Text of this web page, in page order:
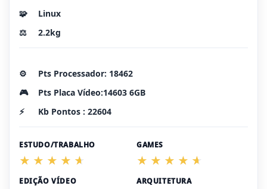
🧩
Linux
⚖️
2.2kg
⚙️
Pts Processador: 18462
🎮
Pts Placa Vídeo:14603 6GB
⚡
Kb Pontos : 22604
ESTUDO/TRABALHO GAMES
EDIÇÃO VÍDEO ARQUITETURA